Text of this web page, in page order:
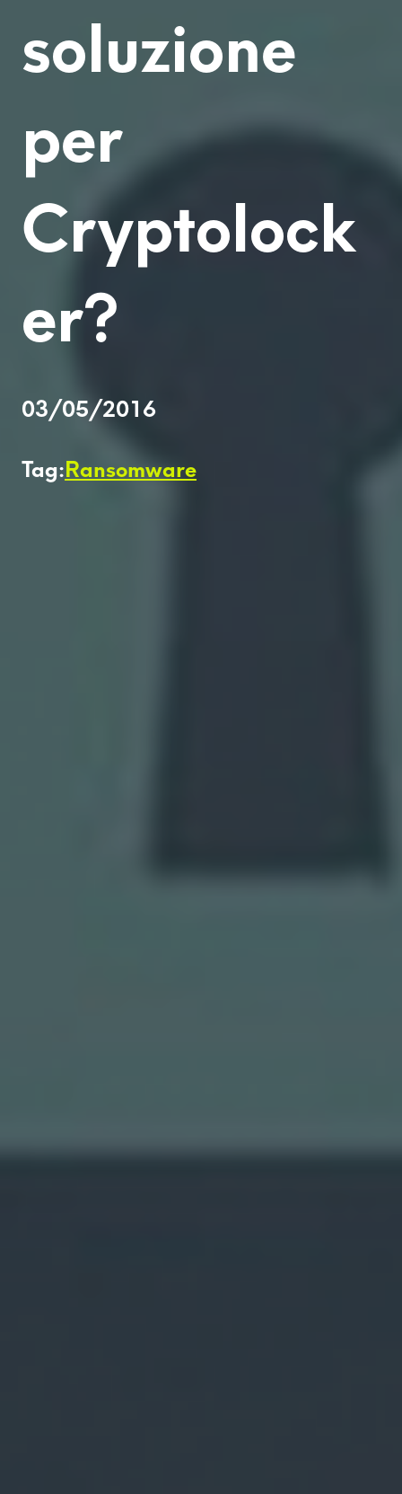
soluzione
per
Cryptolock
er?
03/05/2016
Tag:Ransomware